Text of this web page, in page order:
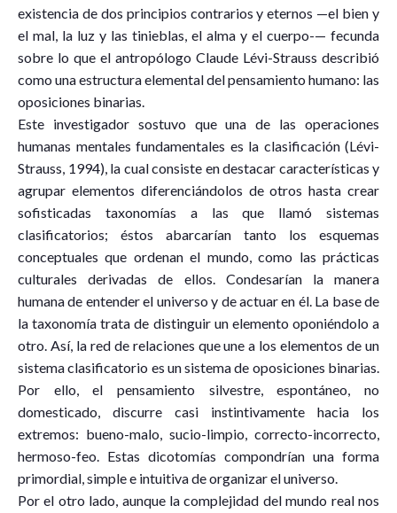
existencia de dos principios contrarios y eternos —el bien y
el mal, la luz y las tinieblas, el alma y el cuerpo-— fecunda
sobre lo que el antropólogo Claude Lévi-Strauss describió
como una estructura elemental del pensamiento humano: las
oposiciones binarias.
Este investigador sostuvo que una de las operaciones
humanas mentales fundamentales es la clasificación (Lévi-
Strauss, 1994), la cual consiste en destacar características y
agrupar elementos diferenciándolos de otros hasta crear
sofisticadas taxonomías a las que llamó sistemas
clasificatorios; éstos abarcarían tanto los esquemas
conceptuales que ordenan el mundo, como las prácticas
culturales derivadas de ellos. Condesarían la manera
humana de entender el universo y de actuar en él. La base de
la taxonomía trata de distinguir un elemento oponiéndolo a
otro. Así, la red de relaciones que une a los elementos de un
sistema clasificatorio es un sistema de oposiciones binarias.
Por ello, el pensamiento silvestre, espontáneo, no
domesticado, discurre casi instintivamente hacia los
extremos: bueno-malo, sucio-limpio, correcto-incorrecto,
hermoso-feo. Estas dicotomías compondrían una forma
primordial, simple e intuitiva de organizar el universo.
Por el otro lado, aunque la complejidad del mundo real nos